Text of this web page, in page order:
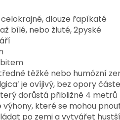
dlouze řapíkaté
bílé, nebo žluté, 2pyské
těžké nebo humózní
je ovíjivý, bez opory
dorůstá přibližně 4 metrů
které se mohou
po zemi a vytvářet hustší